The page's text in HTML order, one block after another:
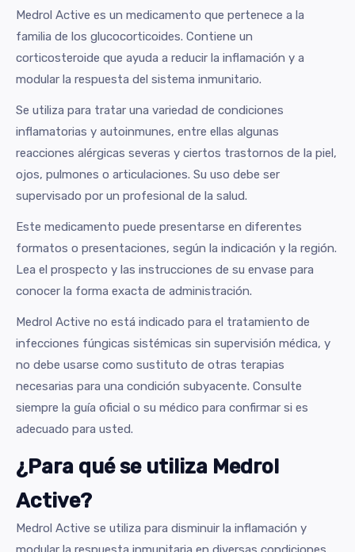
Medrol Active es un medicamento que pertenece a la
familia de los glucocorticoides. Contiene un
corticosteroide que ayuda a reducir la inflamación y a
modular la respuesta del sistema inmunitario.
Se utiliza para tratar una variedad de condiciones
inflamatorias y autoinmunes, entre ellas algunas
reacciones alérgicas severas y ciertos trastornos de la piel,
ojos, pulmones o articulaciones. Su uso debe ser
supervisado por un profesional de la salud.
Este medicamento puede presentarse en diferentes
formatos o presentaciones, según la indicación y la región.
Lea el prospecto y las instrucciones de su envase para
conocer la forma exacta de administración.
Medrol Active no está indicado para el tratamiento de
infecciones fúngicas sistémicas sin supervisión médica, y
no debe usarse como sustituto de otras terapias
necesarias para una condición subyacente. Consulte
siempre la guía oficial o su médico para confirmar si es
adecuado para usted.
¿Para qué se utiliza Medrol
Active?
Medrol Active se utiliza para disminuir la inflamación y